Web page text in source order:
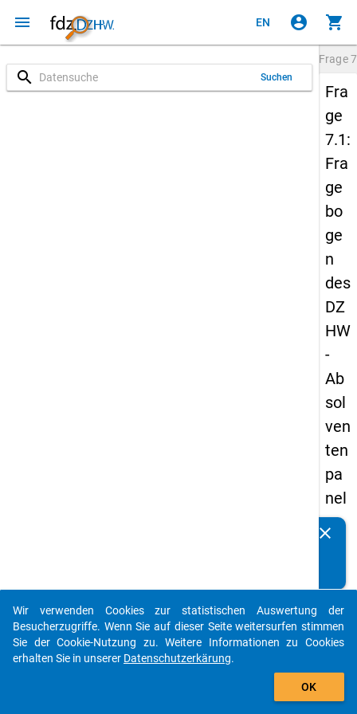
menu EN account_circle shopping_cart
search Suchen
Frage
Fra
ge
7.1:
Fra
ge
bo
ge
n
des
DZ
HW
-
Ab
sol
ven
ten
pa
nel
s
-
zw
eit
clear
auto_stories
add_shopping_cart
Wir verwenden Cookies zur statistischen Auswertung der
Besucherzugriffe. Wenn Sie auf dieser Seite weitersurfen stimmen
Sie der Cookie-Nutzung zu. Weitere Informationen zu Cookies
erhalten Sie in unserer Datenschutzerkärung.
OK